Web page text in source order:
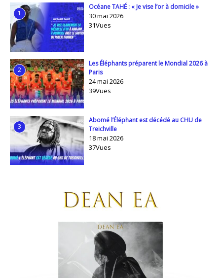
1
Océane TAHÉ : « Je vise l’or à domicile »
30 mai 2026
31Vues
2
Les Éléphants préparent le Mondial 2026 à
Paris
24 mai 2026
39Vues
3
Abomé l’Éléphant est décédé au CHU de
Treichville
18 mai 2026
37Vues